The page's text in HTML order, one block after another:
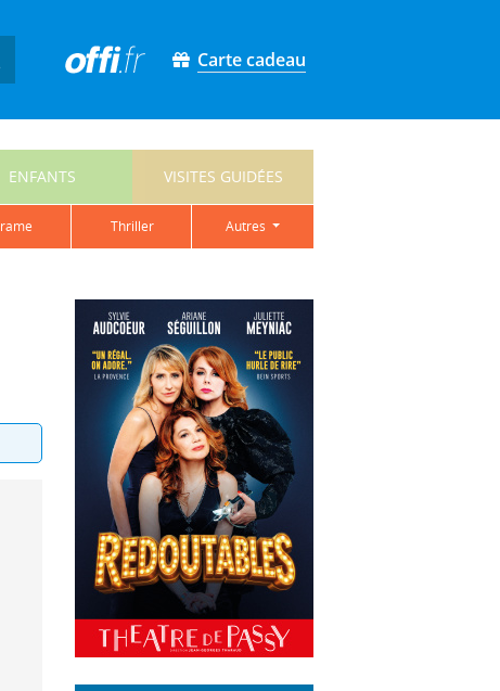
Carte cadeau
ENFANTS VISITES GUIDÉES
drame thriller autres